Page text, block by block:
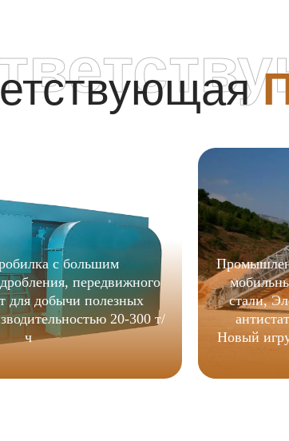
с большим
передвижного
для добычи полезных
20-300 т/
ч
стали,
Новый